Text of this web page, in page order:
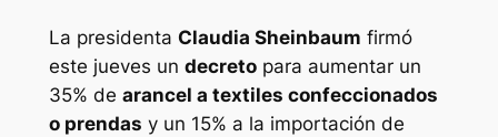
La presidenta Claudia Sheinbaum firmó
este jueves un decretopara aumentar un
35% de arancel a textiles confeccionados
o prendas y un 15% a la importación de